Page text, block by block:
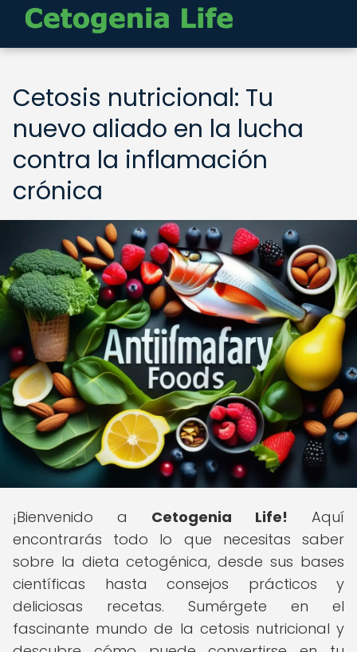
Cetosis nutricional: Tu
nuevo aliado en la lucha
contra la inflamación
crónica
¡Bienvenido a Cetogenia Life! Aquí
encontrarás todo lo que necesitas saber
sobre la dieta cetogénica, desde sus bases
científicas hasta consejos prácticos y
deliciosas recetas. Sumérgete en el
fascinante mundo de la cetosis nutricional y